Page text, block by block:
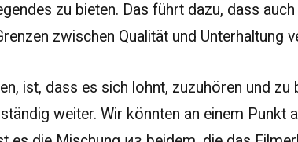
zu bieten. Das führt dazu, dass
zwischen Qualität und Unterhaltung
ist, dass es sich lohnt, zuzuhören und
weiter. Wir könnten an einem